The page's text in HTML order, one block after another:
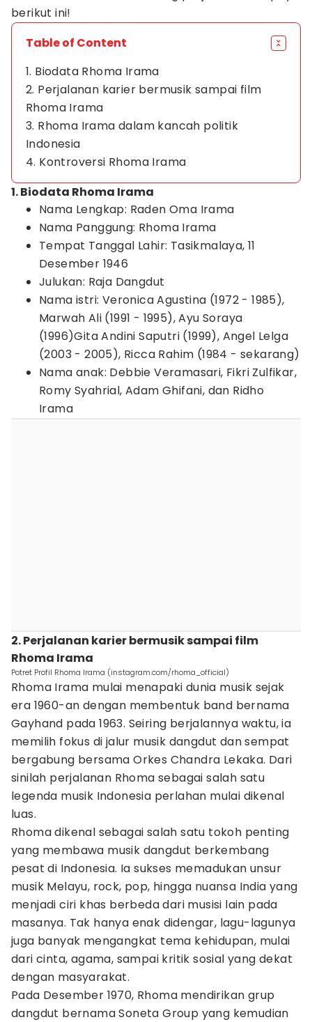
berikut ini!
Table of Content
1. Biodata Rhoma Irama
2. Perjalanan karier bermusik sampai film
Rhoma Irama
3. Rhoma Irama dalam kancah politik
Indonesia
4. Kontroversi Rhoma Irama
1. Biodata Rhoma Irama
Nama Lengkap: Raden Oma Irama
Nama Panggung: Rhoma Irama
Tempat Tanggal Lahir: Tasikmalaya, 11
Desember 1946
Julukan: Raja Dangdut
Nama istri: Veronica Agustina (1972 - 1985),
Marwah Ali (1991 - 1995), Ayu Soraya
(1996)Gita Andini Saputri (1999), Angel Lelga
(2003 - 2005), Ricca Rahim (1984 - sekarang)
Nama anak: Debbie Veramasari, Fikri Zulfikar,
Romy Syahrial, Adam Ghifani, dan Ridho
Irama
2. Perjalanan karier bermusik sampai film
Rhoma Irama
Potret Profil Rhoma Irama (instagram.com/rhoma_official)
Rhoma Irama mulai menapaki dunia musik sejak
era 1960-an dengan membentuk band bernama
Gayhand pada 1963. Seiring berjalannya waktu, ia
memilih fokus di jalur musik dangdut dan sempat
bergabung bersama Orkes Chandra Lekaka. Dari
sinilah perjalanan Rhoma sebagai salah satu
legenda musik Indonesia perlahan mulai dikenal
luas.
Rhoma dikenal sebagai salah satu tokoh penting
yang membawa musik dangdut berkembang
pesat di Indonesia. Ia sukses memadukan unsur
musik Melayu, rock, pop, hingga nuansa India yang
menjadi ciri khas berbeda dari musisi lain pada
masanya. Tak hanya enak didengar, lagu-lagunya
juga banyak mengangkat tema kehidupan, mulai
dari cinta, agama, sampai kritik sosial yang dekat
dengan masyarakat.
Pada Desember 1970, Rhoma mendirikan grup
dangdut bernama Soneta Group yang kemudian